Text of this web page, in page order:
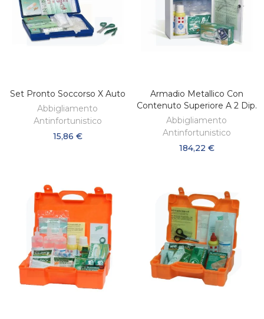
AGGIUNGI AL CARRELLO
Set Pronto Soccorso X Auto
Abbigliamento
Antinfortunistico
15,86 €
AGGIUNGI AL CARRELLO
Armadio Metallico Con
Contenuto Superiore A 2 Dip.
Abbigliamento
Antinfortunistico
184,22 €